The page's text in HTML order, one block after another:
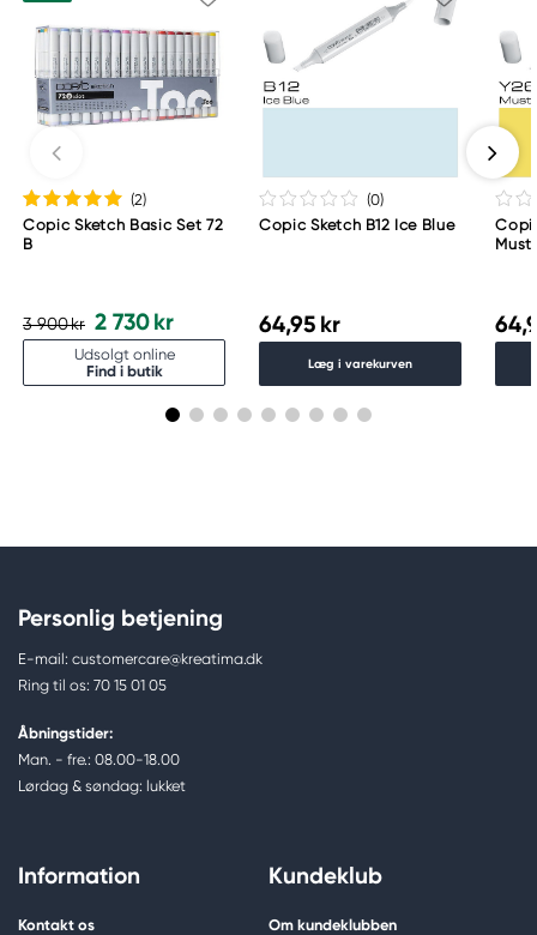
Copic
Too Marker Products Inc.
Meguro Higashiyama Bldg., 1-4-4 Higashiyama,
Meguro-ku
www.toomarker.co.jp
(2)
Copic Sketch Basic Set 72
B
3 900 kr 2 730 kr
Udsolgt online
Find i butik
(0)
Copic Sketch B12 Ice Blue
64,95 kr
Læg i varekurven
Personlig betjening
E-mail: customercare@kreatima.dk
Ring til os: 70 15 01 05
Åbningstider:
Man. - fre.: 08.00-18.00
Lørdag & søndag: lukket
Information
Kontakt os
Kundeklub
Om kundeklubben